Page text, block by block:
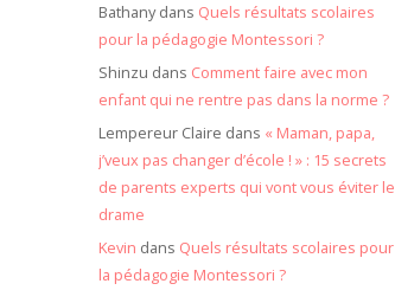
Bathanydans Quels résultats scolaires
pour la pédagogie Montessori ?
Shinzu dans Comment faire avec mon
enfant qui ne rentre pas dans la norme ?
Lempereur Claire dans « Maman, papa,
j’veux pas changer d’école ! » : 15 secrets
de parents experts qui vont vous éviter le
drame
Kevin dans Quels résultats scolaires pour
la pédagogie Montessori ?